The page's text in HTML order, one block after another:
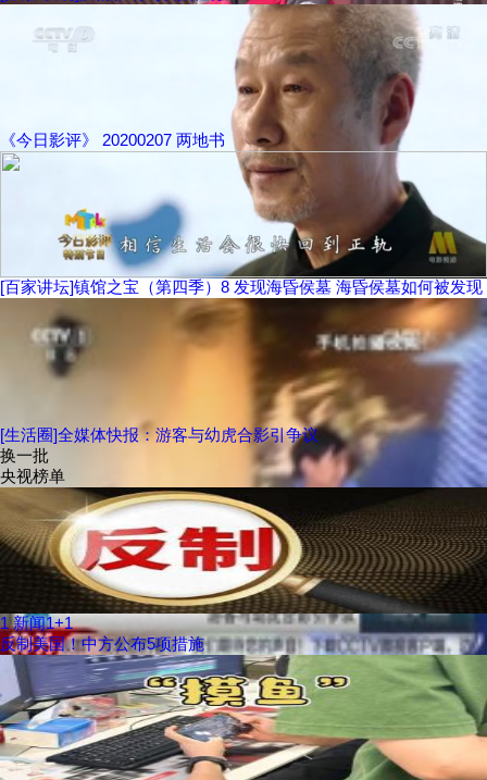
《今日影评》 20200207 两地书
[百家讲坛]镇馆之宝（第四季）8 发现海昏侯墓 海昏侯墓如何被发现
[生活圈]全媒体快报：游客与幼虎合影引争议
换一批
央视榜单
1 新闻1+1
反制美国！中方公布5项措施